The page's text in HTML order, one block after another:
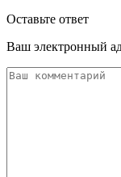
Оставьте ответ
Ваш электронный